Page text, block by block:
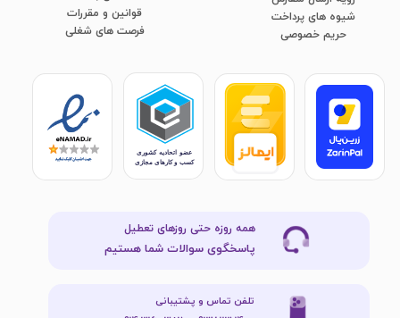
قوانین و مقررات
فرصت های شغلی
شیوه های پرداخت
​​​​​​​حریم خصوصی
همه روزه حتی روزهای تعطیل
پاسخگوی سوالات شما هستیم
تلفن تماس و پشتیبانی